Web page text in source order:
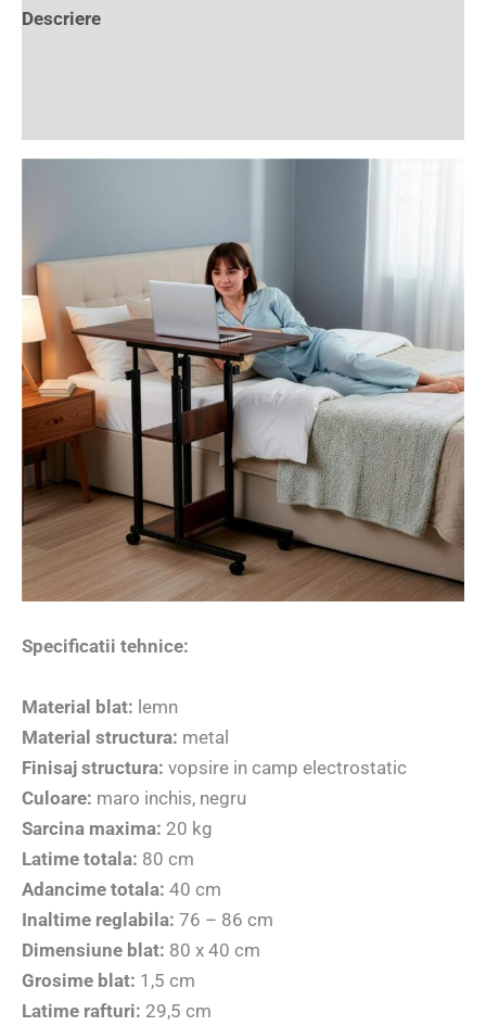
Descriere
Specificatii tehnice:
Material blat: lemn
Material structura: metal
Finisaj structura: vopsire in camp electrostatic
Culoare: maro inchis, negru
Sarcina maxima: 20 kg
Latime totala: 80 cm
Adancime totala: 40 cm
Inaltime reglabila: 76 – 86 cm
Dimensiune blat: 80 x 40 cm
Grosime blat: 1,5 cm
Latime rafturi: 29,5 cm